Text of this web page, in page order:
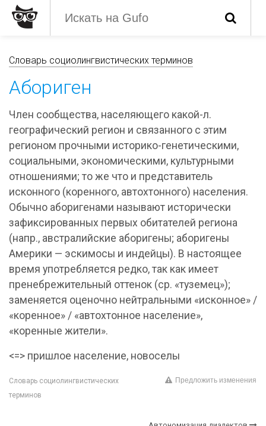
Словарь социолингвистических терминов
Абориген
Член сообщества, населяющего какой-л.
географический регион и связанного с этим
регионом прочными историко-генетическими,
социальными, экономическими, культурными
отношениями; то же что и представитель
исконного (коренного, автохтонного) населения.
Обычно аборигенами называют исторически
зафиксированных первых обитателей региона
(напр., австралийские аборигены; аборигены
Америки — эскимосы и индейцы). В настоящее
время употребляется редко, так как имеет
пренебрежительный оттенок (ср. «туземец»);
заменяется оценочно нейтральными «исконное» /
«коренное» / «автохтонное население»,
«коренные жители».
<=> пришлое население, новоселы
Словарь социолингвистических
терминов
Предложить изменения